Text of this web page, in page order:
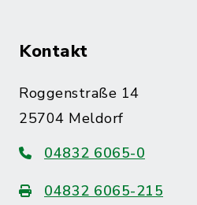
Kontakt
Roggenstraße 14
25704 Meldorf
04832 6065-0
04832 6065-215